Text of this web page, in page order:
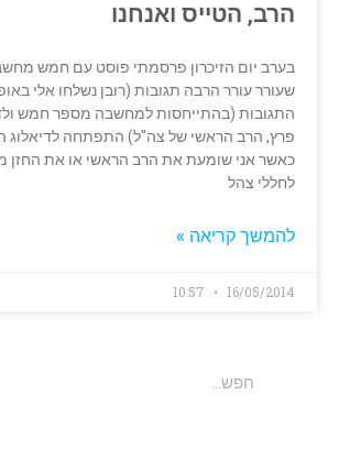
הרב, הטייס ואנחנו
בערב יום הזיכרון פרסמתי פוסט עם חמש
שעורר עורר הרבה תגובות (רובן נשלחו אלי
התגובות (בהתייחסות למחשבה מספר חמש
פרץ, הרב הראשי של צה"ל) התפתחה לדיאלוג
כאשר אני שומעת את הרב הראשי או את החזן
לחללי צהל
להמשך קריאה »
16/05/2014